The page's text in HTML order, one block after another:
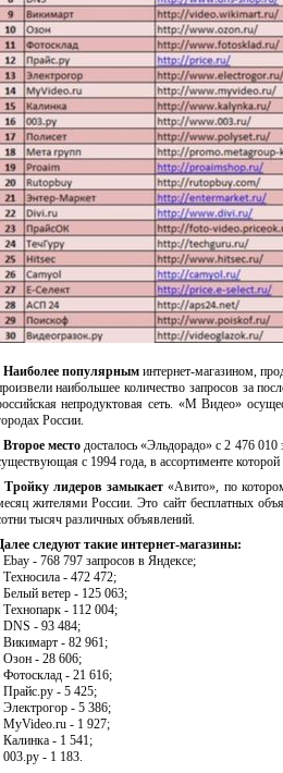
Наиболее популярныминтернет-магазином,
наибольшее количество запросов за
непродуктовая сеть. «М Видео»
России.
Второе местодосталось «Эльдорадо» с 2 476 010
с 1994 года, в ассортименте
Тройку лидеров замыкает«Авито», по
жителями России. Это сайт бесплатных
тысяч различных объявлений.
следуют такие интернет-магазины:
Ebay - 768 797 запросов в Яндексе;
Техносила - 472 472;
Белый ветер - 125 063;
Технопарк - 112 004;
DNS - 93 484;
Викимарт - 82 961;
Озон - 28 606;
Фотосклад - 21 616;
Прайс.ру - 5 425;
Электрогор - 5 386;
MyVideo.ru - 1 927;
Калинка - 1 541;
003.ру - 1 183.